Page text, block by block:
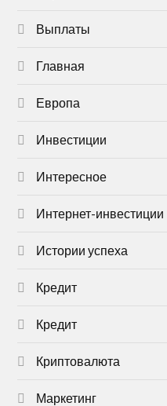
Выплаты
Главная
Европа
Инвестиции
Интересное
Интернет-инвестиции
Истории успеха
Кредит
Кредит
Криптовалюта
Маркетинг